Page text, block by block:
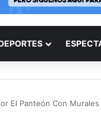
El Panteón Con Murales